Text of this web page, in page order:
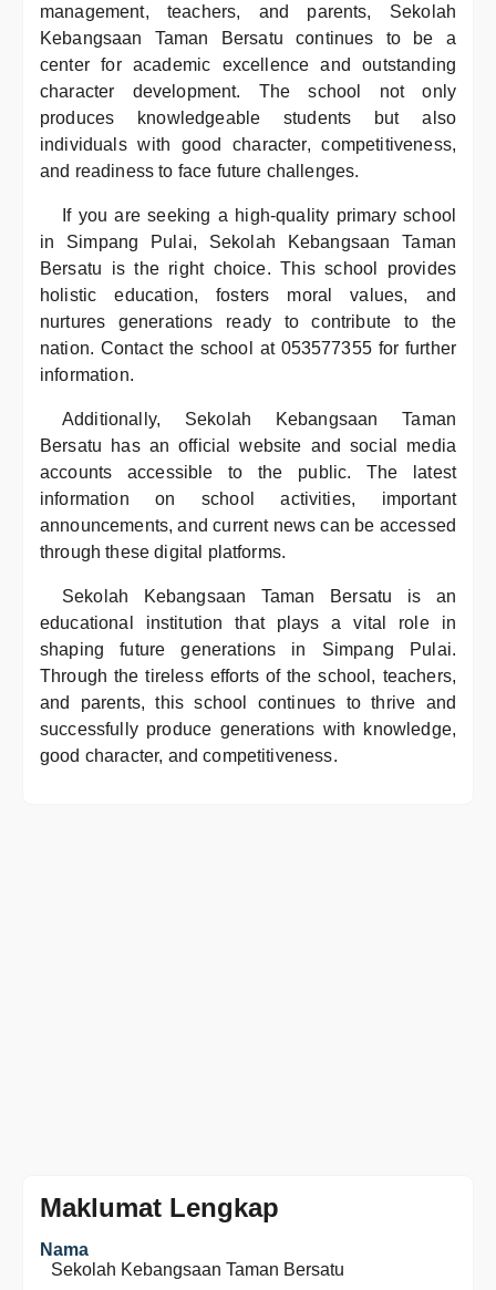
management, teachers, and parents, Sekolah
Kebangsaan Taman Bersatu continues to be a
center for academic excellence and outstanding
character development. The school not only
produces knowledgeable students but also
individuals with good character, competitiveness,
and readiness to face future challenges.
If you are seeking a high-quality primary school
in Simpang Pulai, Sekolah Kebangsaan Taman
Bersatu is the right choice. This school provides
holistic education, fosters moral values, and
nurtures generations ready to contribute to the
nation. Contact the school at 053577355 for further
information.
Additionally, Sekolah Kebangsaan Taman
Bersatu has an official website and social media
accounts accessible to the public. The latest
information on school activities, important
announcements, and current news can be accessed
through these digital platforms.
Sekolah Kebangsaan Taman Bersatu is an
educational institution that plays a vital role in
shaping future generations in Simpang Pulai.
Through the tireless efforts of the school, teachers,
and parents, this school continues to thrive and
successfully produce generations with knowledge,
good character, and competitiveness.
Maklumat Lengkap
Nama
Sekolah Kebangsaan Taman Bersatu